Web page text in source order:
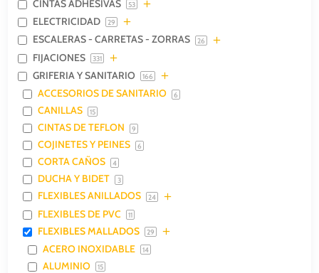
CINTAS ADHESIVAS 53
ELECTRICIDAD 29
ESCALERAS - CARRETAS - ZORRAS 26
FIJACIONES 331
GRIFERIA Y SANITARIO 166
ACCESORIOS DE SANITARIO 6
CANILLAS 15
CINTAS DE TEFLON 9
COJINETES Y PEINES 6
CORTA CAÑOS 4
DUCHA Y BIDET 3
FLEXIBLES ANILLADOS 24
FLEXIBLES DE PVC 11
FLEXIBLES MALLADOS 29
ACERO INOXIDABLE 14
ALUMINIO 15